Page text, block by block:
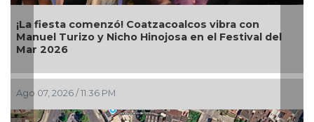
comenzó! Coatzacoalcos vibra con
Turizo y Nicho Hinojosa en el Festival del
2026 / 11:36 PM
Alcalde